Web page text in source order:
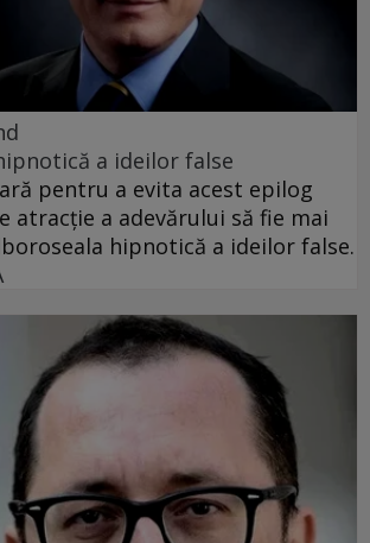
a ideilor false
pentru a evita acest epilog
atracție a adevărului să fie mai
hipnotică a ideilor false.